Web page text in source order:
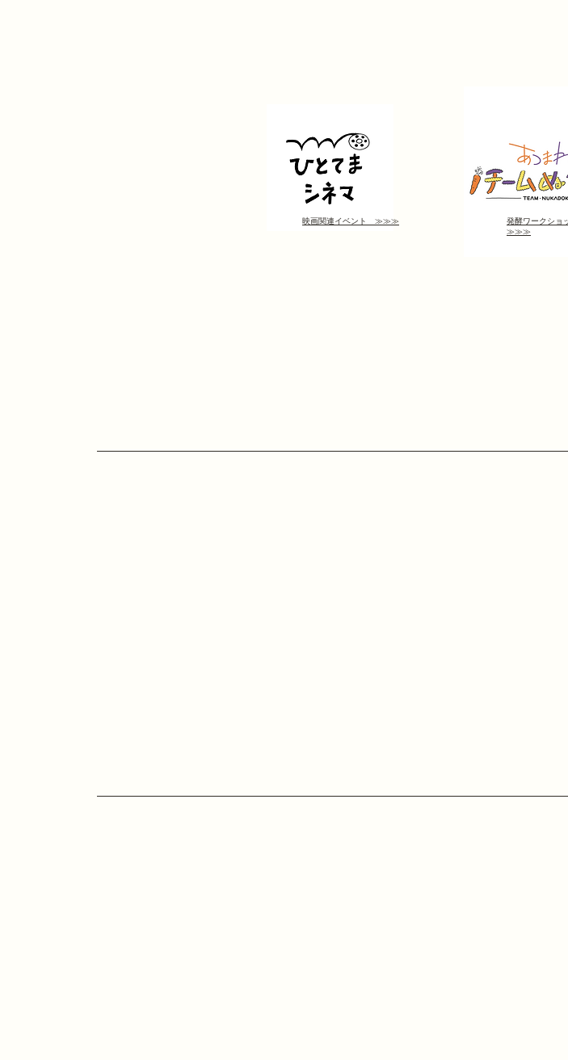
映画関連イベント ≫≫≫
発酵ワークショ
≫≫≫